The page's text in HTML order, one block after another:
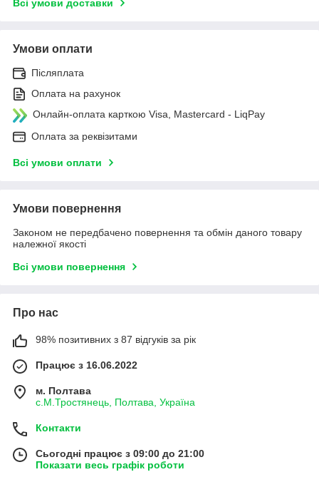
Всі умови доставки
Умови оплати
Післяплата
Оплата на рахунок
Онлайн-оплата карткою Visa, Mastercard - LiqPay
Оплата за реквізитами
Всі умови оплати
Умови повернення
Законом не передбачено повернення та обмін даного товару
належної якості
Всі умови повернення
Про нас
98% позитивних з 87 відгуків за рік
Працює з 16.06.2022
м. Полтава
с.М.Тростянець, Полтава, Україна
Контакти
Сьогодні працює з 09:00 до 21:00
Показати весь графік роботи